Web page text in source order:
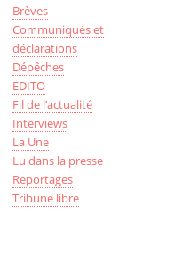
Brèves
Communiqués et
déclarations
Dépêches
EDITO
Fil de l’actualité
Interviews
La Une
Lu dans la presse
Reportages
Tribune libre